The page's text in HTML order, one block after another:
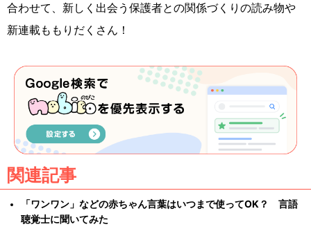
合わせて、新しく出会う保護者との関係づくりの読み物や
新連載ももりだくさん！
関連記事
「ワンワン」などの赤ちゃん言葉はいつまで使ってOK？ 言語
聴覚士に聞いてみた